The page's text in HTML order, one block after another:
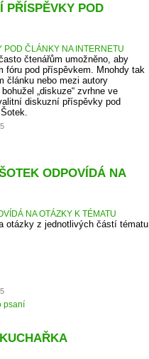
PŘÍSPĚVKY POD
POD ČLÁNKY NA INTERNETU
čtenářům umožněno, aby
pod příspěvkem. Mnohdy tak
článku nebo mezi autory
„diskuze“ zvrhne ve
diskuzní příspěvky pod
ODPOVÍDÁ NA
NA OTÁZKY K TÉMATU
otázky z jednotlivých částí tématu
psaní